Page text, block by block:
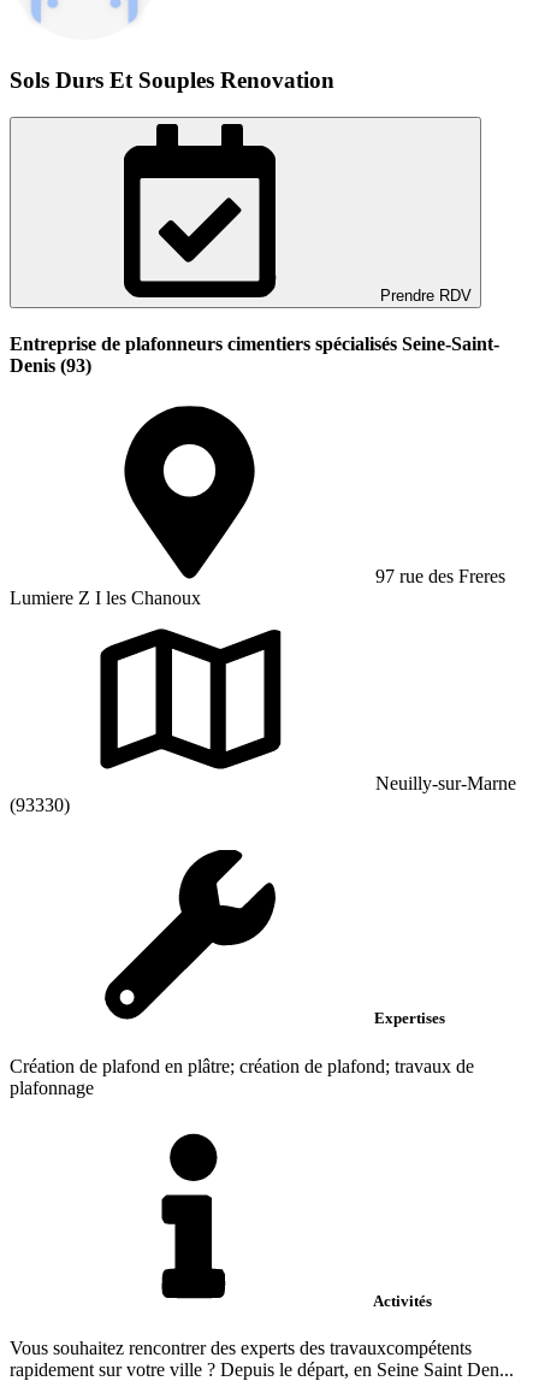
Sols Durs Et Souples Renovation
Prendre RDV
Entreprise de plafonneurs cimentiers spécialisés Seine-Saint-
Denis (93)
97 rue des Freres
Lumiere Z I les Chanoux
Neuilly-sur-Marne
(93330)
Expertises
Création de plafond en plâtre; création de plafond; travaux de
plafonnage
Activités
Vous souhaitez rencontrer des experts des travauxcompétents
rapidement sur votre ville ? Depuis le départ, en Seine Saint Den...